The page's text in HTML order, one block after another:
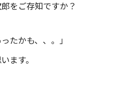
をご存知ですか？
たかも、、。」
ます。